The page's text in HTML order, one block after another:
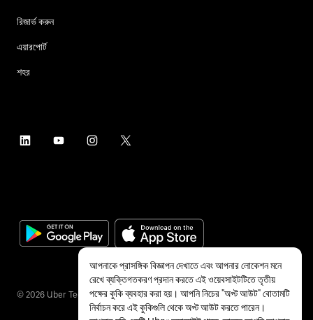
রিজার্ভ করুন
এয়ারপোর্ট
শহর
© 2026 Uber Technologies Inc.
আপনাকে প্রাসঙ্গিক বিজ্ঞাপন দেখাতে এবং আপনার লোকেশন মনে
রেখে ব্যক্তিগতকরণ প্রদান করতে এই ওয়েবসাইটটিতে তৃতীয়
পক্ষের কুকি ব্যবহার করা হয়। আপনি নিচের "অপ্ট আউট" বোতামটি
নির্বাচন করে এই কুকিগুলি থেকে অপ্ট আউট করতে পারেন।